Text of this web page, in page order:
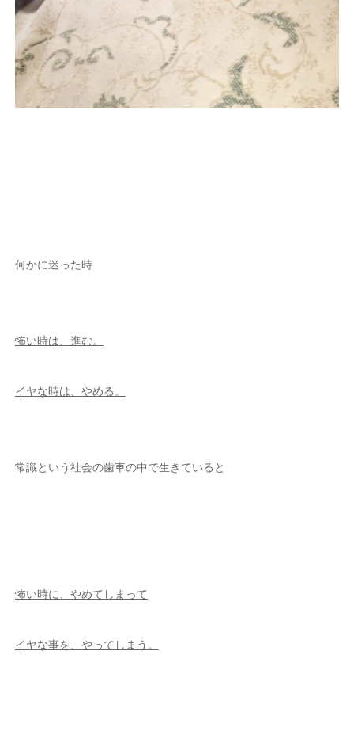
何かに迷った時
怖い時は、進む。
イヤな時は、やめる。
常識という社会の歯車の中で生きていると
怖い時に、やめてしまって
イヤな事を、やってしまう。